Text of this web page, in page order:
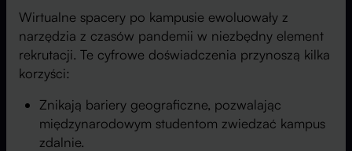
Wirtualne spacery po kampusie ewoluowały z
narzędzia z czasów pandemii w niezbędny element
rekrutacji. Te cyfrowe doświadczenia przynoszą kilka
korzyści:
Znikają bariery geograficzne, pozwalając
międzynarodowym studentom zwiedzać kampus
zdalnie.